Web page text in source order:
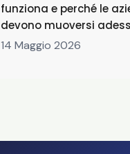
funziona e perché le
devono muoversi
14 Maggio 2026